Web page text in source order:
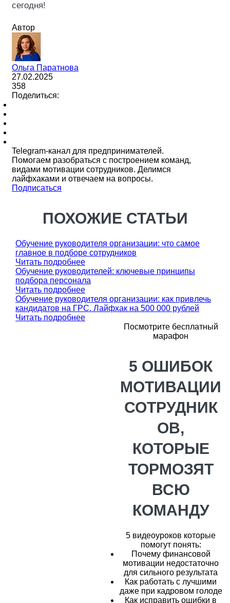
сегодня!
Автор
Ольга Паратнова
27.02.2025
358
Поделиться:
Telegram-канал для предпринимателей.
Помогаем разобраться с построением команд,
видами мотивации сотрудников. Делимся
лайфхаками и отвечаем на вопросы.
Подписаться
ПОХОЖИЕ СТАТЬИ
Обучение руководителя организации: что самое
главное в подборе сотрудников
Читать подробнее
Обучение руководителей: ключевые принципы
подбора персонала
Читать подробнее
Обучение руководителя организации: как привлечь
кандидатов на ГРС. Лайфхак на 500 000 рублей
Читать подробнее
Посмотрите бесплатный
марафон
5 ОШИБОК
МОТИВАЦИИ
СОТРУДНИК
ОВ,
КОТОРЫЕ
ТОРМОЗЯТ
ВСЮ
КОМАНДУ
5 видеоуроков которые
помогут понять:
Почему финансовой
мотивации недостаточно
для сильного результата
Как работать с лучшими
даже при кадровом голоде
Как исправить ошибки в